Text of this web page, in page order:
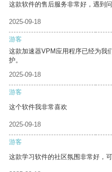
这款软件的售后服务非常好，遇到
2025-09-18
游客
这款加速器VPM应用程序已经为我
护。
2025-09-18
游客
这个软件我非常喜欢
2025-09-18
游客
这款学习软件的社区氛围非常好，